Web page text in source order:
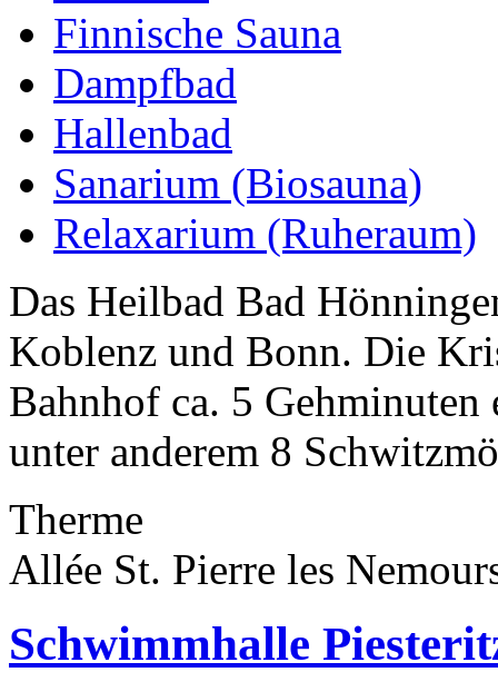
Finnische Sauna
Dampfbad
Hallenbad
Sanarium (Biosauna)
Relaxarium (Ruheraum)
Das Heilbad Bad
Koblenz und Bonn. Die
Bahnhof ca. 5
unter anderem 8
Therme
Allée St. Pierre les
Schwimmhalle